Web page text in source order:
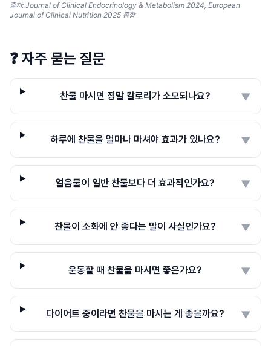
출처: Journal of Clinical Endocrinology & Metabolism 2024, European
Journal of Clinical Nutrition 2025 종합
❓ 자주 묻는 질문
찬물 마시면 정말 칼로리가 소모되나요? ▼
하루에 찬물을 얼마나 마셔야 효과가 있나요? ▼
얼음물이 일반 찬물보다 더 효과적인가요? ▼
찬물이 소화에 안 좋다는 말이 사실인가요? ▼
운동할 때 찬물을 마시면 좋은가요? ▼
다이어트 중이라면 찬물을 마시는 게 좋을까요? ▼